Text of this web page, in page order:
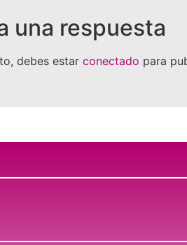
una respuesta
debes estar conectado para